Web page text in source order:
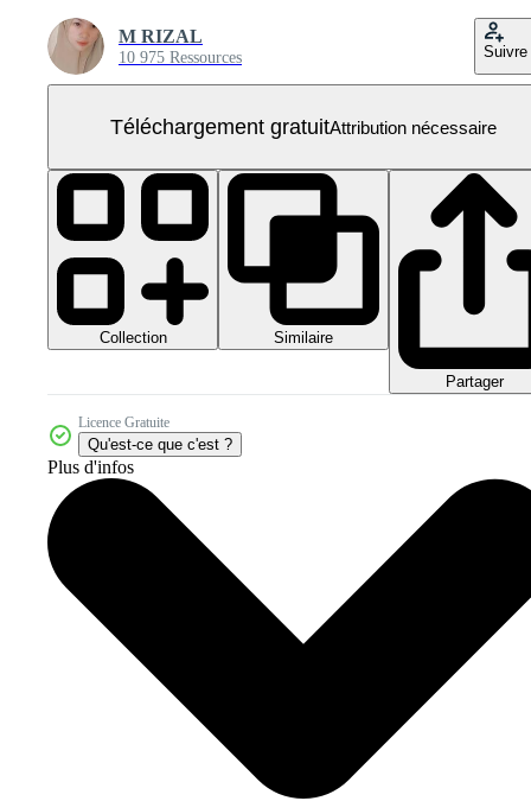
M RIZAL
10 975 Ressources Suivre
Téléchargement gratuitAttribution nécessaire
Collection Similaire
Partager
Licence Gratuite
Qu'est-ce que c'est ?
Plus d'infos